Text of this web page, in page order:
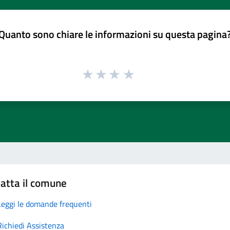
sono chiare le informazioni su questa
il comune
le domande frequenti
Assistenza